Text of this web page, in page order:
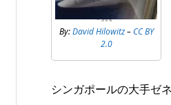
By:David Hilowitz–CC BY
2.0
シンガポールの大手ゼ